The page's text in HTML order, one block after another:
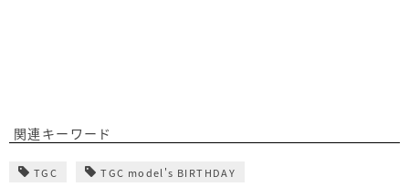
関連キーワード
TGC TGC model's BIRTHDAY